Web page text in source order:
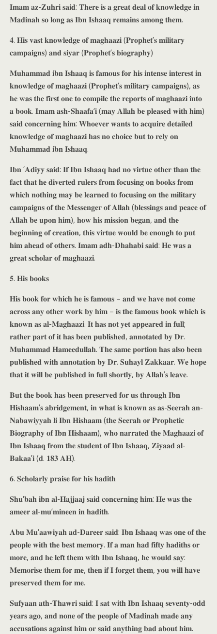
𝐈𝐦𝐚𝐦 𝐚𝐳-𝐙𝐮𝐡𝐫𝐢 𝐬𝐚𝐢𝐝: 𝐓𝐡𝐞𝐫𝐞 𝐢𝐬 𝐚 𝐠𝐫𝐞𝐚𝐭 𝐝𝐞𝐚𝐥 𝐨𝐟 𝐤𝐧𝐨𝐰𝐥𝐞𝐝𝐠𝐞 𝐢𝐧
𝐌𝐚𝐝𝐢𝐧𝐚𝐡 𝐬𝐨 𝐥𝐨𝐧𝐠 𝐚𝐬 𝐈𝐛𝐧 𝐈𝐬𝐡𝐚𝐚𝐪 𝐫𝐞𝐦𝐚𝐢𝐧𝐬 𝐚𝐦𝐨𝐧𝐠 𝐭𝐡𝐞𝐦.
𝟒. 𝐇𝐢𝐬 𝐯𝐚𝐬𝐭 𝐤𝐧𝐨𝐰𝐥𝐞𝐝𝐠𝐞 𝐨𝐟 𝐦𝐚𝐠𝐡𝐚𝐚𝐳𝐢 (𝐏𝐫𝐨𝐩𝐡𝐞𝐭’𝐬 𝐦𝐢𝐥𝐢𝐭𝐚𝐫𝐲
𝐜𝐚𝐦𝐩𝐚𝐢𝐠𝐧𝐬) 𝐚𝐧𝐝 𝐬𝐢𝐲𝐚𝐫 (𝐏𝐫𝐨𝐩𝐡𝐞𝐭’𝐬 𝐛𝐢𝐨𝐠𝐫𝐚𝐩𝐡𝐲)
𝐌𝐮𝐡𝐚𝐦𝐦𝐚𝐝 𝐢𝐛𝐧 𝐈𝐬𝐡𝐚𝐚𝐪 𝐢𝐬 𝐟𝐚𝐦𝐨𝐮𝐬 𝐟𝐨𝐫 𝐡𝐢𝐬 𝐢𝐧𝐭𝐞𝐧𝐬𝐞 𝐢𝐧𝐭𝐞𝐫𝐞𝐬𝐭 𝐢𝐧
𝐤𝐧𝐨𝐰𝐥𝐞𝐝𝐠𝐞 𝐨𝐟 𝐦𝐚𝐠𝐡𝐚𝐚𝐳𝐢 (𝐏𝐫𝐨𝐩𝐡𝐞𝐭’𝐬 𝐦𝐢𝐥𝐢𝐭𝐚𝐫𝐲 𝐜𝐚𝐦𝐩𝐚𝐢𝐠𝐧𝐬), 𝐚𝐬
𝐡𝐞 𝐰𝐚𝐬 𝐭𝐡𝐞 𝐟𝐢𝐫𝐬𝐭 𝐨𝐧𝐞 𝐭𝐨 𝐜𝐨𝐦𝐩𝐢𝐥𝐞 𝐭𝐡𝐞 𝐫𝐞𝐩𝐨𝐫𝐭𝐬 𝐨𝐟 𝐦𝐚𝐠𝐡𝐚𝐚𝐳𝐢 𝐢𝐧𝐭𝐨
𝐚 𝐛𝐨𝐨𝐤. 𝐈𝐦𝐚𝐦 𝐚𝐬𝐡-𝐒𝐡𝐚𝐚𝐟𝐚‘𝐢 (𝐦𝐚𝐲 𝐀𝐥𝐥𝐚𝐡 𝐛𝐞 𝐩𝐥𝐞𝐚𝐬𝐞𝐝 𝐰𝐢𝐭𝐡 𝐡𝐢𝐦)
𝐬𝐚𝐢𝐝 𝐜𝐨𝐧𝐜𝐞𝐫𝐧𝐢𝐧𝐠 𝐡𝐢𝐦: 𝐖𝐡𝐨𝐞𝐯𝐞𝐫 𝐰𝐚𝐧𝐭𝐬 𝐭𝐨 𝐚𝐜𝐪𝐮𝐢𝐫𝐞 𝐝𝐞𝐭𝐚𝐢𝐥𝐞𝐝
𝐤𝐧𝐨𝐰𝐥𝐞𝐝𝐠𝐞 𝐨𝐟 𝐦𝐚𝐠𝐡𝐚𝐚𝐳𝐢 𝐡𝐚𝐬 𝐧𝐨 𝐜𝐡𝐨𝐢𝐜𝐞 𝐛𝐮𝐭 𝐭𝐨 𝐫𝐞𝐥𝐲 𝐨𝐧
𝐌𝐮𝐡𝐚𝐦𝐦𝐚𝐝 𝐢𝐛𝐧 𝐈𝐬𝐡𝐚𝐚𝐪.
𝐈𝐛𝐧 ‘𝐀𝐝𝐢𝐲𝐲 𝐬𝐚𝐢𝐝: 𝐈𝐟 𝐈𝐛𝐧 𝐈𝐬𝐡𝐚𝐚𝐪 𝐡𝐚𝐝 𝐧𝐨 𝐯𝐢𝐫𝐭𝐮𝐞 𝐨𝐭𝐡𝐞𝐫 𝐭𝐡𝐚𝐧 𝐭𝐡𝐞
𝐟𝐚𝐜𝐭 𝐭𝐡𝐚𝐭 𝐡𝐞 𝐝𝐢𝐯𝐞𝐫𝐭𝐞𝐝 𝐫𝐮𝐥𝐞𝐫𝐬 𝐟𝐫𝐨𝐦 𝐟𝐨𝐜𝐮𝐬𝐢𝐧𝐠 𝐨𝐧 𝐛𝐨𝐨𝐤𝐬 𝐟𝐫𝐨𝐦
𝐰𝐡𝐢𝐜𝐡 𝐧𝐨𝐭𝐡𝐢𝐧𝐠 𝐦𝐚𝐲 𝐛𝐞 𝐥𝐞𝐚𝐫𝐧𝐞𝐝 𝐭𝐨 𝐟𝐨𝐜𝐮𝐬𝐢𝐧𝐠 𝐨𝐧 𝐭𝐡𝐞 𝐦𝐢𝐥𝐢𝐭𝐚𝐫𝐲
𝐜𝐚𝐦𝐩𝐚𝐢𝐠𝐧𝐬 𝐨𝐟 𝐭𝐡𝐞 𝐌𝐞𝐬𝐬𝐞𝐧𝐠𝐞𝐫 𝐨𝐟 𝐀𝐥𝐥𝐚𝐡 (𝐛𝐥𝐞𝐬𝐬𝐢𝐧𝐠𝐬 𝐚𝐧𝐝 𝐩𝐞𝐚𝐜𝐞 𝐨𝐟
𝐀𝐥𝐥𝐚𝐡 𝐛𝐞 𝐮𝐩𝐨𝐧 𝐡𝐢𝐦), 𝐡𝐨𝐰 𝐡𝐢𝐬 𝐦𝐢𝐬𝐬𝐢𝐨𝐧 𝐛𝐞𝐠𝐚𝐧, 𝐚𝐧𝐝 𝐭𝐡𝐞
𝐛𝐞𝐠𝐢𝐧𝐧𝐢𝐧𝐠 𝐨𝐟 𝐜𝐫𝐞𝐚𝐭𝐢𝐨𝐧, 𝐭𝐡𝐢𝐬 𝐯𝐢𝐫𝐭𝐮𝐞 𝐰𝐨𝐮𝐥𝐝 𝐛𝐞 𝐞𝐧𝐨𝐮𝐠𝐡 𝐭𝐨 𝐩𝐮𝐭
𝐡𝐢𝐦 𝐚𝐡𝐞𝐚𝐝 𝐨𝐟 𝐨𝐭𝐡𝐞𝐫𝐬. 𝐈𝐦𝐚𝐦 𝐚𝐝𝐡-𝐃𝐡𝐚𝐡𝐚𝐛𝐢 𝐬𝐚𝐢𝐝: 𝐇𝐞 𝐰𝐚𝐬 𝐚
𝐠𝐫𝐞𝐚𝐭 𝐬𝐜𝐡𝐨𝐥𝐚𝐫 𝐨𝐟 𝐦𝐚𝐠𝐡𝐚𝐚𝐳𝐢.
𝟓. 𝐇𝐢𝐬 𝐛𝐨𝐨𝐤𝐬
𝐇𝐢𝐬 𝐛𝐨𝐨𝐤 𝐟𝐨𝐫 𝐰𝐡𝐢𝐜𝐡 𝐡𝐞 𝐢𝐬 𝐟𝐚𝐦𝐨𝐮𝐬 – 𝐚𝐧𝐝 𝐰𝐞 𝐡𝐚𝐯𝐞 𝐧𝐨𝐭 𝐜𝐨𝐦𝐞
𝐚𝐜𝐫𝐨𝐬𝐬 𝐚𝐧𝐲 𝐨𝐭𝐡𝐞𝐫 𝐰𝐨𝐫𝐤 𝐛𝐲 𝐡𝐢𝐦 – 𝐢𝐬 𝐭𝐡𝐞 𝐟𝐚𝐦𝐨𝐮𝐬 𝐛𝐨𝐨𝐤 𝐰𝐡𝐢𝐜𝐡 𝐢𝐬
𝐤𝐧𝐨𝐰𝐧 𝐚𝐬 𝐚𝐥-𝐌𝐚𝐠𝐡𝐚𝐚𝐳𝐢. 𝐈𝐭 𝐡𝐚𝐬 𝐧𝐨𝐭 𝐲𝐞𝐭 𝐚𝐩𝐩𝐞𝐚𝐫𝐞𝐝 𝐢𝐧 𝐟𝐮𝐥𝐥;
𝐫𝐚𝐭𝐡𝐞𝐫 𝐩𝐚𝐫𝐭 𝐨𝐟 𝐢𝐭 𝐡𝐚𝐬 𝐛𝐞𝐞𝐧 𝐩𝐮𝐛𝐥𝐢𝐬𝐡𝐞𝐝, 𝐚𝐧𝐧𝐨𝐭𝐚𝐭𝐞𝐝 𝐛𝐲 𝐃𝐫.
𝐌𝐮𝐡𝐚𝐦𝐦𝐚𝐝 𝐇𝐚𝐦𝐞𝐞𝐝𝐮𝐥𝐥𝐚𝐡. 𝐓𝐡𝐞 𝐬𝐚𝐦𝐞 𝐩𝐨𝐫𝐭𝐢𝐨𝐧 𝐡𝐚𝐬 𝐚𝐥𝐬𝐨 𝐛𝐞𝐞𝐧
𝐩𝐮𝐛𝐥𝐢𝐬𝐡𝐞𝐝 𝐰𝐢𝐭𝐡 𝐚𝐧𝐧𝐨𝐭𝐚𝐭𝐢𝐨𝐧 𝐛𝐲 𝐃𝐫. 𝐒𝐮𝐡𝐚𝐲𝐥 𝐙𝐚𝐤𝐤𝐚𝐚𝐫. 𝐖𝐞 𝐡𝐨𝐩𝐞
𝐭𝐡𝐚𝐭 𝐢𝐭 𝐰𝐢𝐥𝐥 𝐛𝐞 𝐩𝐮𝐛𝐥𝐢𝐬𝐡𝐞𝐝 𝐢𝐧 𝐟𝐮𝐥𝐥 𝐬𝐡𝐨𝐫𝐭𝐥𝐲, 𝐛𝐲 𝐀𝐥𝐥𝐚𝐡’𝐬 𝐥𝐞𝐚𝐯𝐞.
𝐁𝐮𝐭 𝐭𝐡𝐞 𝐛𝐨𝐨𝐤 𝐡𝐚𝐬 𝐛𝐞𝐞𝐧 𝐩𝐫𝐞𝐬𝐞𝐫𝐯𝐞𝐝 𝐟𝐨𝐫 𝐮𝐬 𝐭𝐡𝐫𝐨𝐮𝐠𝐡 𝐈𝐛𝐧
𝐇𝐢𝐬𝐡𝐚𝐚𝐦’𝐬 𝐚𝐛𝐫𝐢𝐝𝐠𝐞𝐦𝐞𝐧𝐭, 𝐢𝐧 𝐰𝐡𝐚𝐭 𝐢𝐬 𝐤𝐧𝐨𝐰𝐧 𝐚𝐬 𝐚𝐬-𝐒𝐞𝐞𝐫𝐚𝐡 𝐚𝐧-
𝐍𝐚𝐛𝐚𝐰𝐢𝐲𝐲𝐚𝐡 𝐥𝐢 𝐈𝐛𝐧 𝐇𝐢𝐬𝐡𝐚𝐚𝐦 (𝐭𝐡𝐞 𝐒𝐞𝐞𝐫𝐚𝐡 𝐨𝐫 𝐏𝐫𝐨𝐩𝐡𝐞𝐭𝐢𝐜
𝐁𝐢𝐨𝐠𝐫𝐚𝐩𝐡𝐲 𝐨𝐟 𝐈𝐛𝐧 𝐇𝐢𝐬𝐡𝐚𝐚𝐦), 𝐰𝐡𝐨 𝐧𝐚𝐫𝐫𝐚𝐭𝐞𝐝 𝐭𝐡𝐞 𝐌𝐚𝐠𝐡𝐚𝐚𝐳𝐢 𝐨𝐟
𝐈𝐛𝐧 𝐈𝐬𝐡𝐚𝐚𝐪 𝐟𝐫𝐨𝐦 𝐭𝐡𝐞 𝐬𝐭𝐮𝐝𝐞𝐧𝐭 𝐨𝐟 𝐈𝐛𝐧 𝐈𝐬𝐡𝐚𝐚𝐪, 𝐙𝐢𝐲𝐚𝐚𝐝 𝐚𝐥-
𝐁𝐚𝐤𝐚𝐚’𝐢 (𝐝. 𝟏𝟖𝟑 𝐀𝐇).
𝟔. 𝐒𝐜𝐡𝐨𝐥𝐚𝐫𝐥𝐲 𝐩𝐫𝐚𝐢𝐬𝐞 𝐟𝐨𝐫 𝐡𝐢𝐬 𝐡𝐚𝐝𝐢𝐭𝐡
𝐒𝐡𝐮‘𝐛𝐚𝐡 𝐢𝐛𝐧 𝐚𝐥-𝐇𝐚𝐣𝐣𝐚𝐚𝐣 𝐬𝐚𝐢𝐝 𝐜𝐨𝐧𝐜𝐞𝐫𝐧𝐢𝐧𝐠 𝐡𝐢𝐦: 𝐇𝐞 𝐰𝐚𝐬 𝐭𝐡𝐞
𝐚𝐦𝐞𝐞𝐫 𝐚𝐥-𝐦𝐮’𝐦𝐢𝐧𝐞𝐞𝐧 𝐢𝐧 𝐡𝐚𝐝𝐢𝐭𝐡.
𝐀𝐛𝐮 𝐌𝐮‘𝐚𝐚𝐰𝐢𝐲𝐚𝐡 𝐚𝐝-𝐃𝐚𝐫𝐞𝐞𝐫 𝐬𝐚𝐢𝐝: 𝐈𝐛𝐧 𝐈𝐬𝐡𝐚𝐚𝐪 𝐰𝐚𝐬 𝐨𝐧𝐞 𝐨𝐟 𝐭𝐡𝐞
𝐩𝐞𝐨𝐩𝐥𝐞 𝐰𝐢𝐭𝐡 𝐭𝐡𝐞 𝐛𝐞𝐬𝐭 𝐦𝐞𝐦𝐨𝐫𝐲. 𝐈𝐟 𝐚 𝐦𝐚𝐧 𝐡𝐚𝐝 𝐟𝐢𝐟𝐭𝐲 𝐡𝐚𝐝𝐢𝐭𝐡𝐬 𝐨𝐫
𝐦𝐨𝐫𝐞, 𝐚𝐧𝐝 𝐡𝐞 𝐥𝐞𝐟𝐭 𝐭𝐡𝐞𝐦 𝐰𝐢𝐭𝐡 𝐈𝐛𝐧 𝐈𝐬𝐡𝐚𝐚𝐪, 𝐡𝐞 𝐰𝐨𝐮𝐥𝐝 𝐬𝐚𝐲:
𝐌𝐞𝐦𝐨𝐫𝐢𝐬𝐞 𝐭𝐡𝐞𝐦 𝐟𝐨𝐫 𝐦𝐞, 𝐭𝐡𝐞𝐧 𝐢𝐟 𝐈 𝐟𝐨𝐫𝐠𝐞𝐭 𝐭𝐡𝐞𝐦, 𝐲𝐨𝐮 𝐰𝐢𝐥𝐥 𝐡𝐚𝐯𝐞
𝐩𝐫𝐞𝐬𝐞𝐫𝐯𝐞𝐝 𝐭𝐡𝐞𝐦 𝐟𝐨𝐫 𝐦𝐞.
𝐒𝐮𝐟𝐲𝐚𝐚𝐧 𝐚𝐭𝐡-𝐓𝐡𝐚𝐰𝐫𝐢 𝐬𝐚𝐢𝐝: 𝐈 𝐬𝐚𝐭 𝐰𝐢𝐭𝐡 𝐈𝐛𝐧 𝐈𝐬𝐡𝐚𝐚𝐪 𝐬𝐞𝐯𝐞𝐧𝐭𝐲-𝐨𝐝𝐝
𝐲𝐞𝐚𝐫𝐬 𝐚𝐠𝐨, 𝐚𝐧𝐝 𝐧𝐨𝐧𝐞 𝐨𝐟 𝐭𝐡𝐞 𝐩𝐞𝐨𝐩𝐥𝐞 𝐨𝐟 𝐌𝐚𝐝𝐢𝐧𝐚𝐡 𝐦𝐚𝐝𝐞 𝐚𝐧𝐲
𝐚𝐜𝐜𝐮𝐬𝐚𝐭𝐢𝐨𝐧𝐬 𝐚𝐠𝐚𝐢𝐧𝐬𝐭 𝐡𝐢𝐦 𝐨𝐫 𝐬𝐚𝐢𝐝 𝐚𝐧𝐲𝐭𝐡𝐢𝐧𝐠 𝐛𝐚𝐝 𝐚𝐛𝐨𝐮𝐭 𝐡𝐢𝐦.